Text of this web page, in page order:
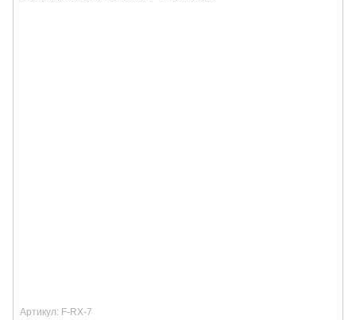
Артикул: F-RX-7